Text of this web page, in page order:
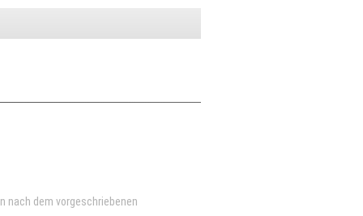
nach dem vorgeschriebenen